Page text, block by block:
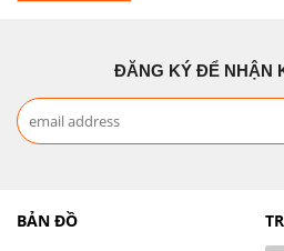
ĐĂNG KÝ ĐỂ NHẬN
BẢN ĐỒ